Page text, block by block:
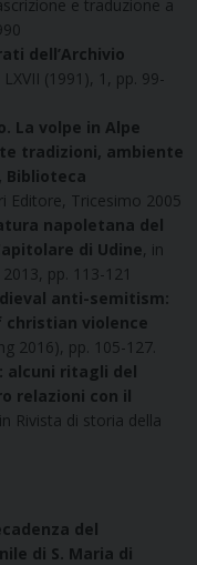
e traduzione a
dell’Archivio
LXVII (1991), 1, pp. 99-
La volpe in Alpe
tradizioni, ambiente
Biblioteca
Editore, Tricesimo 2005
napoletana del
di Udine , in
pp. 113-121
anti-semitism:
violence
2016), pp. 105-127.
alcuni ritagli del
relazioni con il
, in Rivista di storia della
del
di S. Maria di